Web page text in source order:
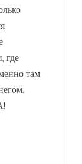
где
там